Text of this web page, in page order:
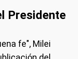
Presidente
fe", Milei